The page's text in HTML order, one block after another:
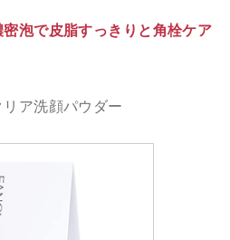
泡で皮脂すっきりと角栓ケア
ア洗顔パウダー